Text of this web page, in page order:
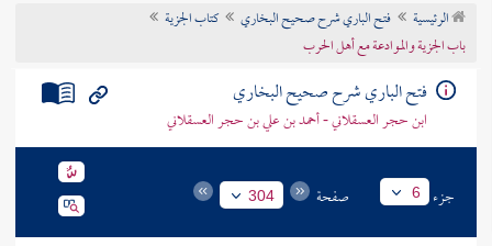
تراجم الأعلام
الرئيسية فتح الباري شرح صحيح البخاري
كتاب الجزية
باب الجزية والموادعة مع أهل الحرب
فتح الباري شرح صحيح البخاري
ابن حجر العسقلاني - أحمد بن علي بن حجر العسقلاني
جزء 6 صفحة 304